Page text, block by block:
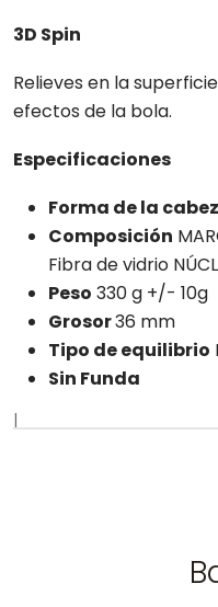
3D Spin
Relieves en la
efectos de la bola.
Especificaciones
Forma de la
Composición
Fibra de vidrio
Peso 330 g +/- 10g
Grosor36 mm
Tipo de equilibrio
Sin Funda
|